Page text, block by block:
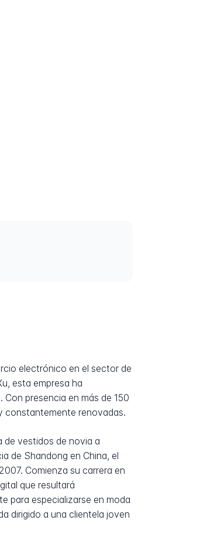
electrónico en el sector de
esta empresa ha
presencia en más de 150
constantemente renovadas.
de vestidos de novia a
de Shandong en China, el
Comienza su carrera en
que resultará
para especializarse en moda
dirigido a una clientela joven